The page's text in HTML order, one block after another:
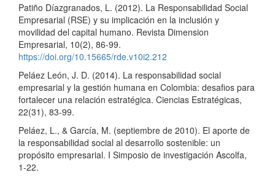
Patiño Díazgranados, L. (2012). La Responsabilidad Social
Empresarial (RSE) y su implicación en la inclusión y
movilidad del capital humano. Revista Dimension
Empresarial, 10(2), 86-99.
https://doi.org/10.15665/rde.v10i2.212
Peláez León, J. D. (2014). La responsabilidad social
empresarial y la gestión humana en Colombia: desafios para
fortalecer una relación estratégica. Ciencias Estratégicas,
22(31), 83-99.
Peláez, L., & García, M. (septiembre de 2010). El aporte de
la responsabilidad social al desarrollo sostenible: un
propósito empresarial. I Simposio de investigación Ascolfa,
1-22.